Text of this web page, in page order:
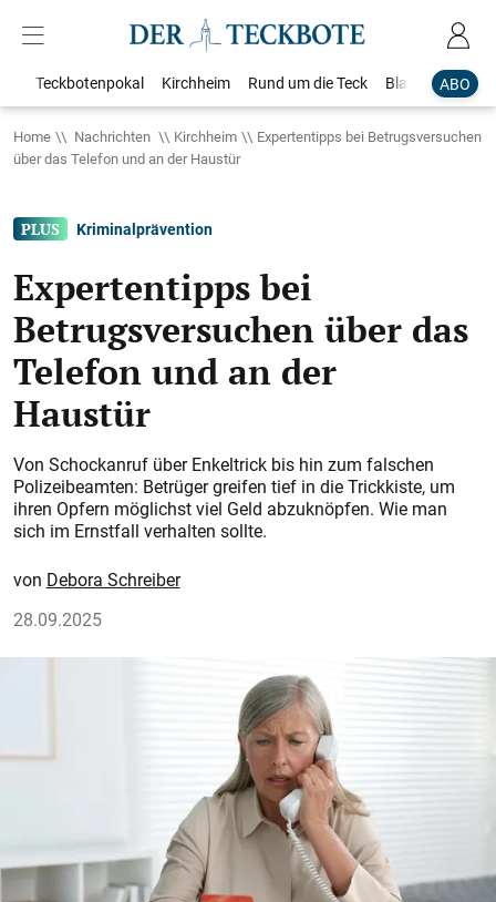
ABO
Teckbotenpokal Kirchheim Rund um die Teck Blaulicht
Home Nachrichten Kirchheim
Expertentipps bei Betrugsversuchen
über das Telefon und an der Haustür
Kriminalprävention
Expertentipps bei
Betrugsversuchen über das
Telefon und an der
Haustür
Von Schockanruf über Enkeltrick bis hin zum falschen
Polizeibeamten: Betrüger greifen tief in die Trickkiste, um
ihren Opfern möglichst viel Geld abzuknöpfen. Wie man
sich im Ernstfall verhalten sollte.
Debora Schreiber
28.09.2025